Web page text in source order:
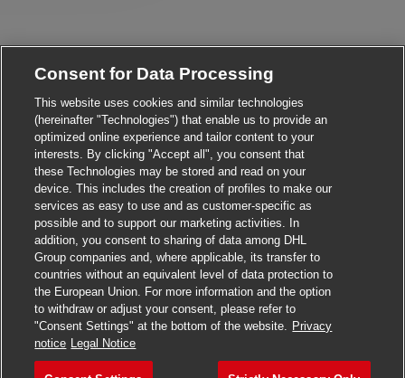
Consent for Data Processing
This website uses cookies and similar technologies
(hereinafter "Technologies") that enable us to provide an
optimized online experience and tailor content to your
interests. By clicking "Accept all", you consent that
these Technologies may be stored and read on your
device. This includes the creation of profiles to make our
services as easy to use and as customer-specific as
possible and to support our marketing activities. In
addition, you consent to sharing of data among DHL
Group companies and, where applicable, its transfer to
countries without an equivalent level of data protection to
the European Union. For more information and the option
to withdraw or adjust your consent, please refer to
"Consent Settings" at the bottom of the website. Privacy
notice Legal Notice